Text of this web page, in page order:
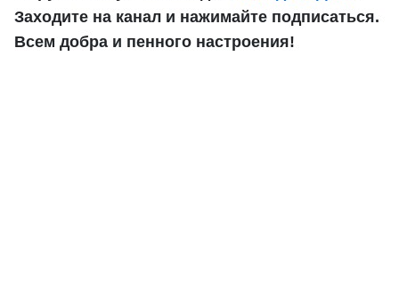
Заходите на канал и нажимайте подписаться.
Всем добра и пенного настроения!